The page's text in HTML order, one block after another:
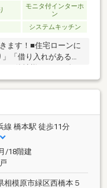
モニタ付インターホ
ン
システムキッチン
ます！■住宅ローンに
「借り入れがある」
■他社様でネット掲
紹介可能です！■見
に限らず平日、営業
住宅ではお客様が安
を取り入れておりま
み事をしっかりと解
亜住宅にお任せくだ
【通話料無料】まで
トフォンの方は右下
す♪
線 橋本駅 徒歩11分
/18階建
相模原市緑区西橋本５